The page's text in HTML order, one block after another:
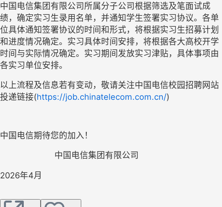
中国电信集团有限公司所属分子公司根据筛选及笔面试成
绩，确定实习生录用名单，并通知学生签署实习协议。各单
位具体通知签署协议的时间和形式，将根据实习生招募计划
和进度情况确定。实习具体时间安排，将根据各大高校开学
时间与实际情况确定。实习期间发放实习津贴，具体事项由
各实习单位安排。
以上流程及信息若有变动，敬请关注中国电信校园招聘网站
投递链接(https://job.chinatelecom.com.cn/)
中国电信期待您的加入！
中国电信集团有限公司
2026年4月